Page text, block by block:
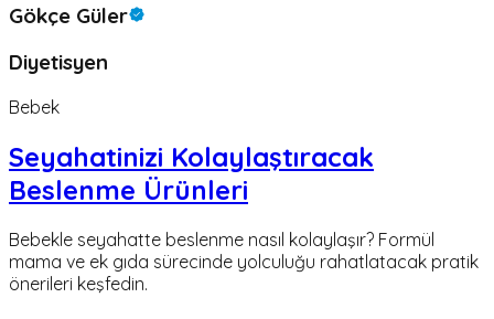
Gökçe Güler
Diyetisyen
Bebek
Seyahatinizi Kolaylaştıracak
Beslenme Ürünleri
Bebekle seyahatte beslenme nasıl kolaylaşır? Formül
mama ve ek gıda sürecinde yolculuğu rahatlatacak pratik
önerileri keşfedin.